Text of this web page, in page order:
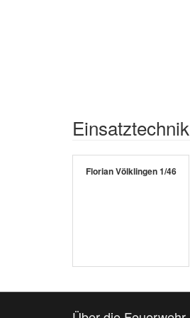
Einsatztechnik
Florian Völklingen 1/46